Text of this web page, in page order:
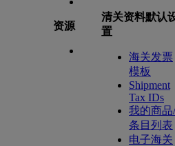
资源
清关资料默认
置
海关发票
模板
Shipment
Tax IDs
我的商品/
条目列表
电子海关